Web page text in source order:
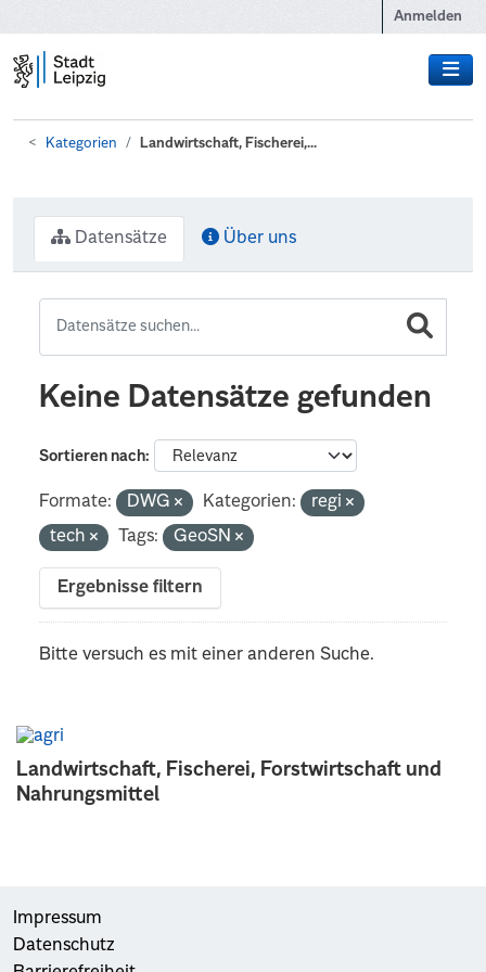
Anmelden
Kategorien Landwirtschaft, Fischerei,...
Landwirtschaft, Fischerei, Forstwirtschaft und
Nahrungsmittel
Datensätze Über uns
Keine Datensätze gefunden
Sortieren nach
Formate: DWG Kategorien:
regi
tech
Tags: GeoSN
Ergebnisse filtern
Bitte versuch es mit einer anderen Suche.
Impressum
Datenschutz